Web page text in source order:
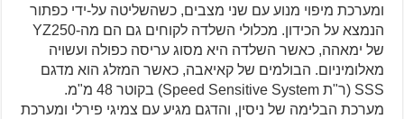
ומערכת מיפוי מנוע עם שני מצבים, כשהשליטה על-ידי כפתור
הנמצא על הכידון. מכלולי השלדה לקוחים גם הם מה-YZ250
של ימאהה, כאשר השלדה היא מסוג עריסה כפולה ועשויה
מאלומיניום. הבולמים של קאיאבה, כאשר המזלג הוא מדגם
SSS (ר"ת Speed Sensitive System) בקוטר 48 מ"מ.
מערכת הבלימה של ניסין, והדגם מגיע עם צמיגי פירלי ומערכת